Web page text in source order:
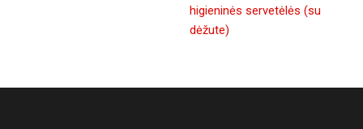
higieninės servetėlės (su
dėžute)